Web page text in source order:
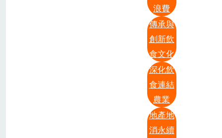
浪費
傳承與
創新飲
食文化
深化飲
食連結
農業
地產地
消永續